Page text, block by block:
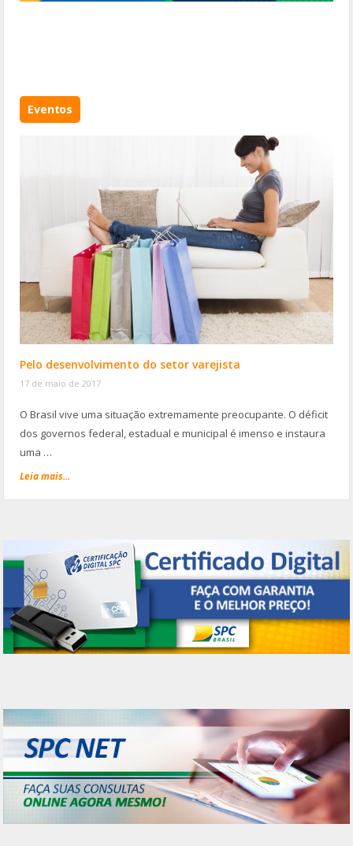
Eventos
Pelo desenvolvimento do setor varejista
17 de maio de 2017
O Brasil vive uma situação extremamente preocupante. O déficit
dos governos federal, estadual e municipal é imenso e instaura
uma …
Leia mais...